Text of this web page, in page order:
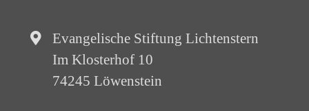
Evangelische Stiftung Lichtenstern
Im Klosterhof 10
74245 Löwenstein